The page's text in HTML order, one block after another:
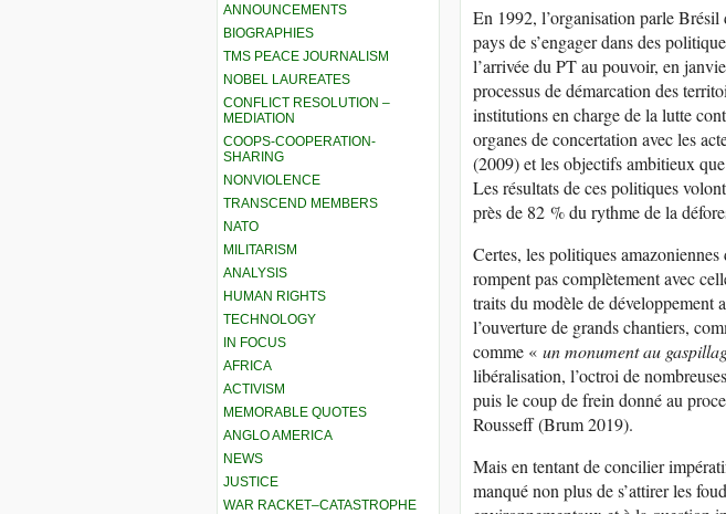
ANNOUNCEMENTS
BIOGRAPHIES
TMS PEACE JOURNALISM
NOBEL LAUREATES
CONFLICT RESOLUTION –
MEDIATION
COOPS-COOPERATION-
SHARING
NONVIOLENCE
TRANSCEND MEMBERS
NATO
MILITARISM
ANALYSIS
HUMAN RIGHTS
TECHNOLOGY
IN FOCUS
AFRICA
ACTIVISM
MEMORABLE QUOTES
ANGLO AMERICA
NEWS
JUSTICE
WAR RACKET–CATASTROPHE
En 1992, l’organisation parle
pays de s’engager dans des
l’arrivée du PT au pouvoir, en
processus de démarcation des
institutions en charge de la lutte
organes de concertation avec les
(2009) et les objectifs ambitieux
Les résultats de ces politiques
près de 82 % du rythme de la
Certes, les politiques
rompent pas complètement avec
traits du modèle de développement
l’ouverture de grands chantiers,
comme « un monument au
libéralisation, l’octroi de
puis le coup de frein donné au
Rousseff (Brum 2019).
Mais en tentant de concilier
manqué non plus de s’attirer les